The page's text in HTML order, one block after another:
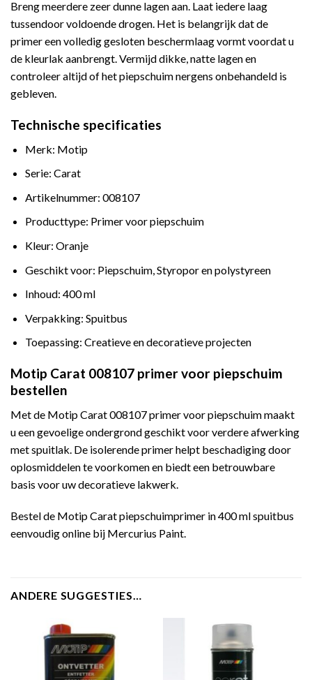
Breng meerdere zeer dunne lagen aan. Laat iedere laag
tussendoor voldoende drogen. Het is belangrijk dat de
primer een volledig gesloten beschermlaag vormt voordat u
de kleurlak aanbrengt. Vermijd dikke, natte lagen en
controleer altijd of het piepschuim nergens onbehandeld is
gebleven.
Technische specificaties
Merk: Motip
Serie: Carat
Artikelnummer: 008107
Producttype: Primer voor piepschuim
Kleur: Oranje
Geschikt voor: Piepschuim, Styropor en polystyreen
Inhoud: 400 ml
Verpakking: Spuitbus
Toepassing: Creatieve en decoratieve projecten
Motip Carat 008107 primer voor piepschuim
bestellen
Met de Motip Carat 008107 primer voor piepschuim maakt
u een gevoelige ondergrond geschikt voor verdere afwerking
met spuitlak. De isolerende primer helpt beschadiging door
oplosmiddelen te voorkomen en biedt een betrouwbare
basis voor uw decoratieve lakwerk.
Bestel de Motip Carat piepschuimprimer in 400 ml spuitbus
eenvoudig online bij Mercurius Paint.
ANDERE SUGGESTIES…